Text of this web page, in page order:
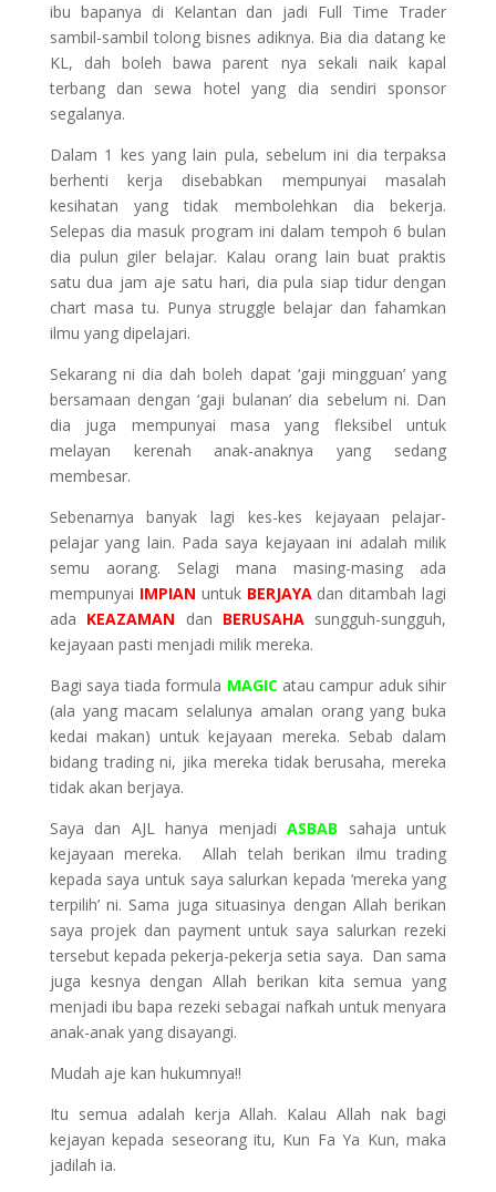
ibu bapanya di Kelantan dan jadi Full Time Trader
sambil-sambil tolong bisnes adiknya. Bia dia datang ke
KL, dah boleh bawa parent nya sekali naik kapal
terbang dan sewa hotel yang dia sendiri sponsor
segalanya.
Dalam 1 kes yang lain pula, sebelum ini dia terpaksa
berhenti kerja disebabkan mempunyai masalah
kesihatan yang tidak membolehkan dia bekerja.
Selepas dia masuk program ini dalam tempoh 6 bulan
dia pulun giler belajar. Kalau orang lain buat praktis
satu dua jam aje satu hari, dia pula siap tidur dengan
chart masa tu. Punya struggle belajar dan fahamkan
ilmu yang dipelajari.
Sekarang ni dia dah boleh dapat ‘gaji mingguan’ yang
bersamaan dengan ‘gaji bulanan’ dia sebelum ni. Dan
dia juga mempunyai masa yang fleksibel untuk
melayan kerenah anak-anaknya yang sedang
membesar.
Sebenarnya banyak lagi kes-kes kejayaan pelajar-
pelajar yang lain. Pada saya kejayaan ini adalah milik
semu aorang. Selagi mana masing-masing ada
mempunyai IMPIAN untuk BERJAYA dan ditambah lagi
ada KEAZAMAN dan BERUSAHAsungguh-sungguh,
kejayaan pasti menjadi milik mereka.
Bagi saya tiada formula MAGICatau campur aduk sihir
(ala yang macam selalunya amalan orang yang buka
kedai makan) untuk kejayaan mereka. Sebab dalam
bidang trading ni, jika mereka tidak berusaha, mereka
tidak akan berjaya.
Saya dan AJL hanya menjadiASBAB sahaja untuk
kejayaan mereka. Allah telah berikan ilmu trading
kepada saya untuk saya salurkan kepada ‘mereka yang
terpilih’ ni. Sama juga situasinya dengan Allah berikan
saya projek dan payment untuk saya salurkan rezeki
tersebut kepada pekerja-pekerja setia saya. Dan sama
juga kesnya dengan Allah berikan kita semua yang
menjadi ibu bapa rezeki sebagai nafkah untuk menyara
anak-anak yang disayangi.
Mudah aje kan hukumnya!!
Itu semua adalah kerja Allah. Kalau Allah nak bagi
kejayan kepada seseorang itu, Kun Fa Ya Kun, maka
jadilah ia.